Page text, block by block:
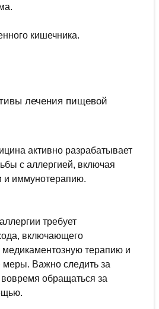
кишечника.
лечения пищевой
активно разрабатывает
с аллергией, включая
и иммунотерапию.
требует
включающего
медикаментозную терапию и
меры. Важно следить за
обращаться за